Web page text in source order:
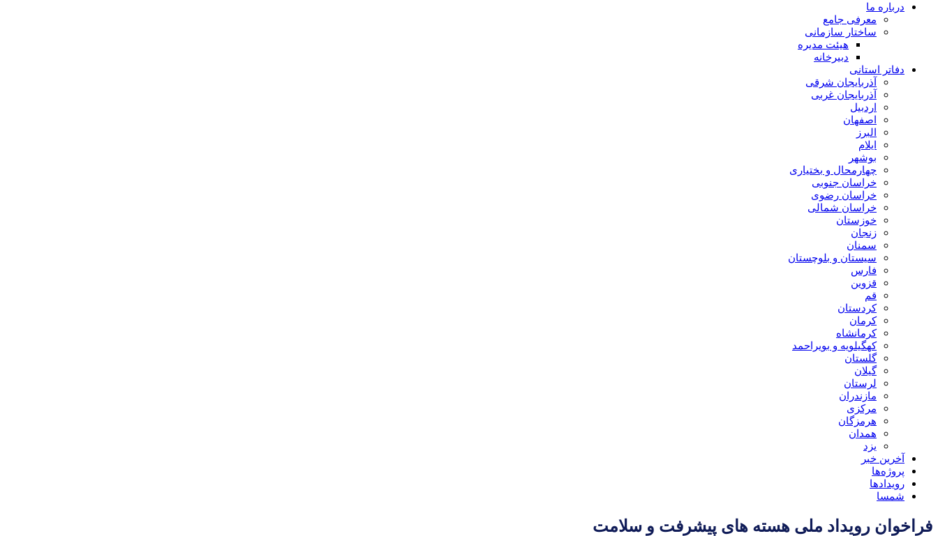
درباره ما
معرفی جامع
ساختار سازمانی
هیئت مدیره
دبیرخانه
دفاتر استانی
آذربایجان شرقی
آذربایجان غربی
اردبیل
اصفهان
البرز
ایلام
بوشهر
چهارمحال و بختیاری
خراسان جنوبی
خراسان رضوی
خراسان شمالی
خوزستان
زنجان
سمنان
سیستان و بلوچستان
فارس
قزوین
قم
کردستان
کرمان
کرمانشاه
کهگیلویه و بویراحمد
گلستان
گیلان
لرستان
مازندران
مرکزی
هرمزگان
همدان
یزد
آخرین خبر
پروژه‌ها
رویدادها
شمسا
فراخوان رویداد ملی هسته های پیشرفت و سلامت